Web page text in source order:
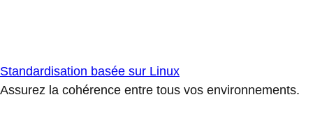
Standardisation basée sur Linux
Assurez la cohérence entre tous vos environnements.